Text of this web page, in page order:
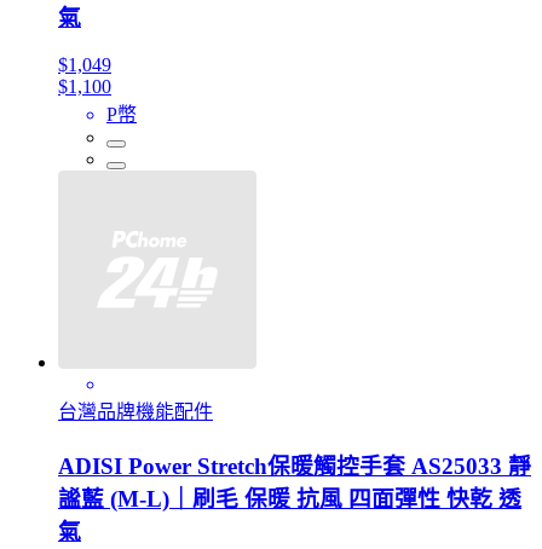
氣
$1,049
$1,100
P幣
台灣品牌機能配件
ADISI Power Stretch保暖觸控手套 AS25033 靜
謐藍 (M-L)｜刷毛 保暖 抗風 四面彈性 快乾 透
氣